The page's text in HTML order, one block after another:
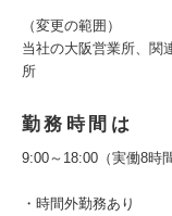
（変更の範囲）
当社の大阪営業所、関
所
勤務時間は
9:00～18:00（実働8時間
・時間外勤務あり